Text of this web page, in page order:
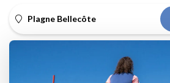
Plagne Bellecôte